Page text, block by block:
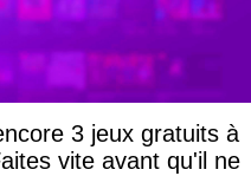
3 jeux gratuits à
vite avant qu'il ne